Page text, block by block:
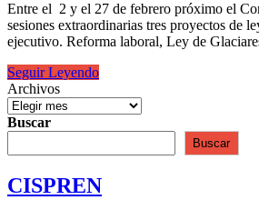
Entre el 2 y el 27 de febrero próximo el
sesiones extraordinarias tres proyectos de
ejecutivo. Reforma laboral, Ley de
El
costo
de
modernizar
siempre
lo
las
Seguir Leyendo
Archivos
Buscar
Buscar
CISPREN